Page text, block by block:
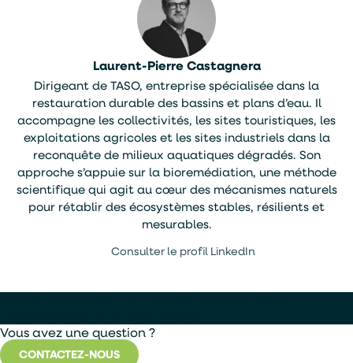
Laurent-Pierre Castagnera
Dirigeant de TASO, entreprise spécialisée dans la
restauration durable des bassins et plans d’eau. Il
accompagne les collectivités, les sites touristiques, les
exploitations agricoles et les sites industriels dans la
reconquête de milieux aquatiques dégradés. Son
approche s’appuie sur la bioremédiation, une méthode
scientifique qui agit au cœur des mécanismes naturels
pour rétablir des écosystèmes stables, résilients et
mesurables.
Consulter le profil LinkedIn
Vous avez une question ?
CONTACTEZ-NOUS